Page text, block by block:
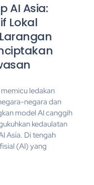
AI Asia:
Lokal
ledakan
negara dan
model AI canggih
kedaulatan
Asia. Di tengah
(AI) yang